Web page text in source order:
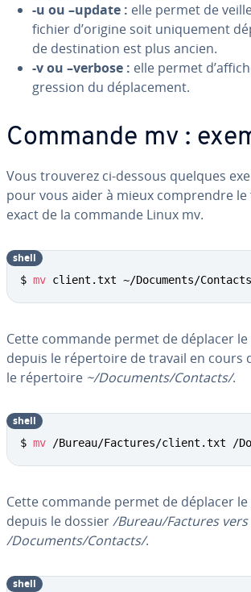
-u ou –update : elle permet de
fichier d’origine soit uni­que­ment
de des­ti­na­tion est plus ancien.
-v ou –verbose : elle permet
gres­sion du dé­pla­ce­ment.
Commande mv :
Vous trouverez ci-dessous quelques
pour vous aider à mieux com­prendre
exact de la commande Linux mv.
$ mv client.txt ~/Documents/
shell
Cette commande permet de déplacer
depuis le ré­per­toire de travail en cours
le ré­per­toire ~/Documents/Contacts/.
$ mv /Bureau/Factures/client.txt /
shell
Cette commande permet de déplacer
depuis le dossier/Bureau/Factures
/Documents/Contacts/.
shell